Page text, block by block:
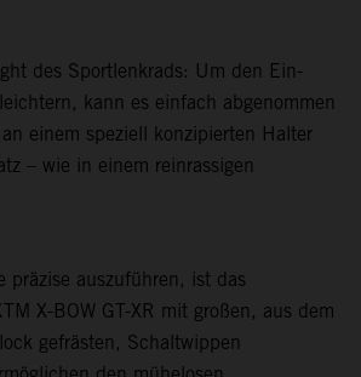
des Sportlenkrads: Um den Ein-
kann es einfach abgenommen
einem speziell konzipierten Halter
– wie in einem reinrassigen
präzise auszuführen, ist das
X-BOW GT-XR mit großen, aus dem
gefrästen, Schaltwippen